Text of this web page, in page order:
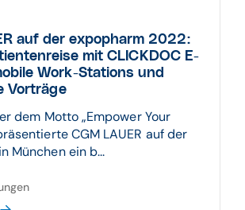
auf der expopharm 2022:
mit CLICKDOC E-
Work-Stations und
Vorträge
dem Motto „Empower Your
CGM LAUER auf der
München ein b...